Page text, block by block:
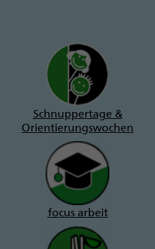
Schnuppertage &
Orientierungswochen
focus arbeit